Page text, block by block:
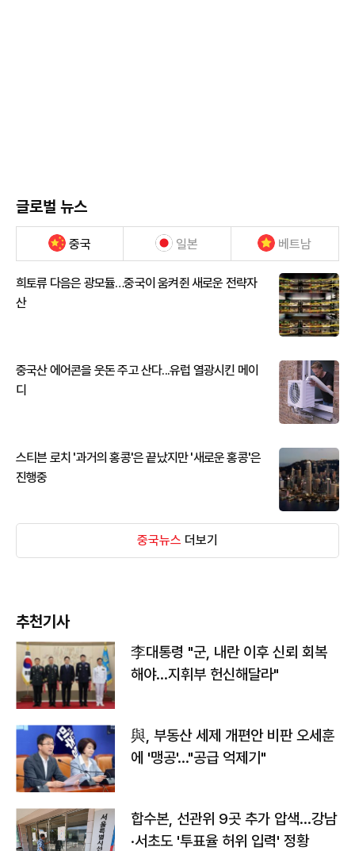
글로벌 뉴스
중국 일본 베트남
희토류 다음은 광모듈…중국이 움켜쥔 새로운 전략자
산
중국산 에어콘을 웃돈 주고 산다...유럽 열광시킨 메이
디
스티븐 로치 '과거의 홍콩'은 끝났지만 '새로운 홍콩'은
진행중
중국뉴스 더보기
추천기사
李대통령 "군, 내란 이후 신뢰 회복
해야…지휘부 헌신해달라"
與, 부동산 세제 개편안 비판 오세훈
에 '맹공'…"공급 억제기"
합수본, 선관위 9곳 추가 압색…강남
·서초도 '투표율 허위 입력' 정황